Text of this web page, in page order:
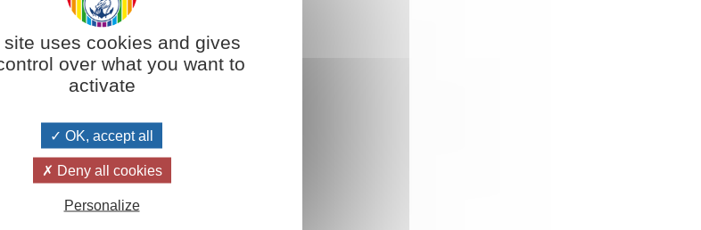
Aggiungi al carrello
site uses cookies and gives
over what you want to
activate
OK, accept all
Deny all cookies
Personalize